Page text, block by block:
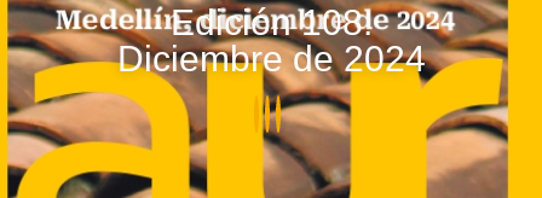
Edición 108.
Diciembre de 2024